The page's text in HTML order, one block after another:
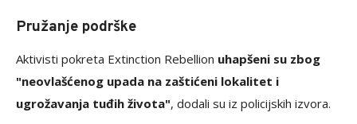
Pružanje podrške
Aktivisti pokreta Extinction Rebellion uhapšeni su zbog
"neovlašćenog upada na zaštićeni lokalitet i
ugrožavanja tuđih života", dodali su iz policijskih izvora.